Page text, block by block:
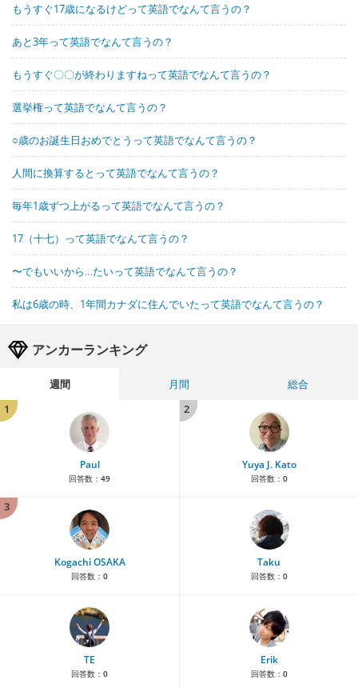
もうすぐ17歳になるけどって英語でなんて言うの？
あと3年って英語でなんて言うの？
もうすぐ〇〇が終わりますねって英語でなんて言うの？
選挙権って英語でなんて言うの？
○歳のお誕生日おめでとうって英語でなんて言うの？
人間に換算するとって英語でなんて言うの？
毎年1歳ずつ上がるって英語でなんて言うの？
17（十七）って英語でなんて言うの？
〜でもいいから…たいって英語でなんて言うの？
私は6歳の時、1年間カナダに住んでいたって英語でなんて言うの？
アンカーランキング
週間 月間
総合
1
Paul
回答数： 49
2
Yuya J. Kato
回答数： 0
3
Kogachi OSAKA
回答数： 0
Taku
回答数： 0
TE
回答数： 0
Erik
回答数： 0